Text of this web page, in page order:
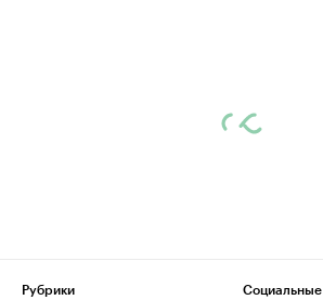
Рубрики
Социальные